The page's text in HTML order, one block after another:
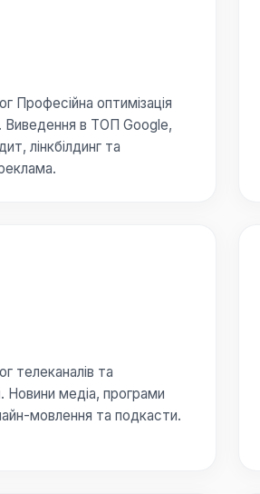
Професійна оптимізація
Виведення в ТОП Google,
лінкбілдинг та
телеканалів та
Новини медіа, програми
мовлення та подкасти.